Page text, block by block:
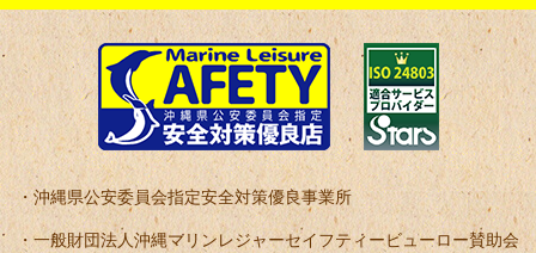
沖縄県公安委員会指定安全対策優良事業所
一般財団法人沖縄マリンレジャーセイフティービューロー賛助会